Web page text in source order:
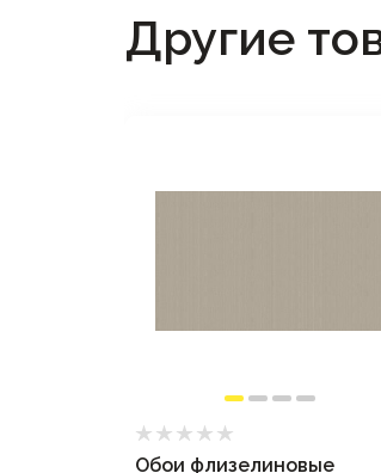
Другие
Обои флизелиновые